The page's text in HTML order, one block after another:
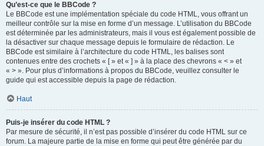
Qu’est-ce que le BBCode ?
Le BBCode est une implémentation spéciale du code HTML, vous offrant un
meilleur contrôle sur la mise en forme d’un message. L’utilisation du BBCode
est déterminée par les administrateurs, mais il vous est également possible de
la désactiver sur chaque message depuis le formulaire de rédaction. Le
BBCode est similaire à l’architecture du code HTML, les balises sont
contenues entre des crochets « [ » et « ] » à la place des chevrons « < » et
« > ». Pour plus d’informations à propos du BBCode, veuillez consulter le
guide qui est accessible depuis la page de rédaction.
Haut
Puis-je insérer du code HTML ?
Par mesure de sécurité, il n’est pas possible d’insérer du code HTML sur ce
forum. La majeure partie de la mise en forme qui peut être générée par du